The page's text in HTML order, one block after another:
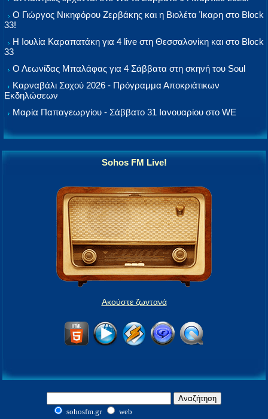
Ο Γιώργος Νικηφόρου Ζερβάκης και η Βιολέτα Ίκαρη στο Block
33!
Η Ιουλία Καραπατάκη για 4 live στη Θεσσαλονίκη και στο Block
33
Ο Λεωνίδας Μπαλάφας για 4 Σάββατα στη σκηνή του Soul
Καρναβάλι Σοχού 2026 - Πρόγραμμα Αποκριάτικων
Εκδηλώσεων
Μαρία Παπαγεωργίου - Σάββατο 31 Ιανουαρίου στο WE
Sohos FM Live!
Ακούστε ζωντανά
sohosfm.gr web